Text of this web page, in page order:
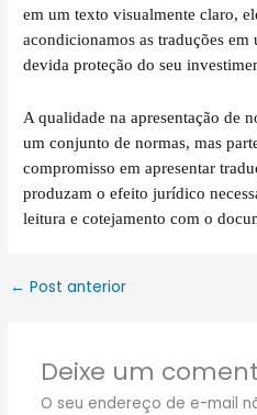
em um texto visualmente claro,
acondicionamos as traduções em
devida proteção do seu
A qualidade na apresentação de
um conjunto de normas, mas
compromisso em apresentar
produzam o efeito jurídico
leitura e cotejamento com o
← Post anterior
Deixe um
O seu endereço de e-mail